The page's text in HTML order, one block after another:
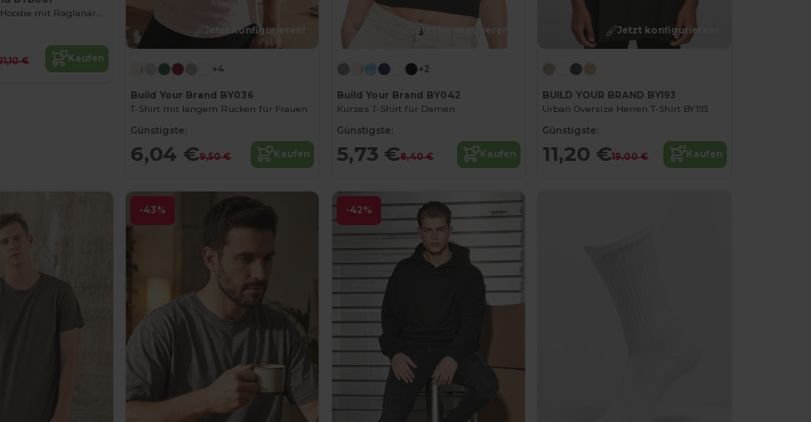
Unisex Komfort Hoodie mit Raglanärmeln
€ Kaufen
Jetzt konfigurieren!
+4
Build Your Brand BY036
T-Shirt mit langem Rücken für Frauen
Günstigste:
6,04 €9,50 € Kaufen
Jetzt konfigurieren!
+2
Build Your Brand BY042
Kurzes T-Shirt für Damen
Günstigste:
5,73 €8,40 € Kaufen
Jetzt konfigurieren!
BUILD YOUR BRAND BY193
Urban Oversize Herren T-Shirt BY193
Günstigste:
11,20 €19,00 € Kaufen
-43% -42%